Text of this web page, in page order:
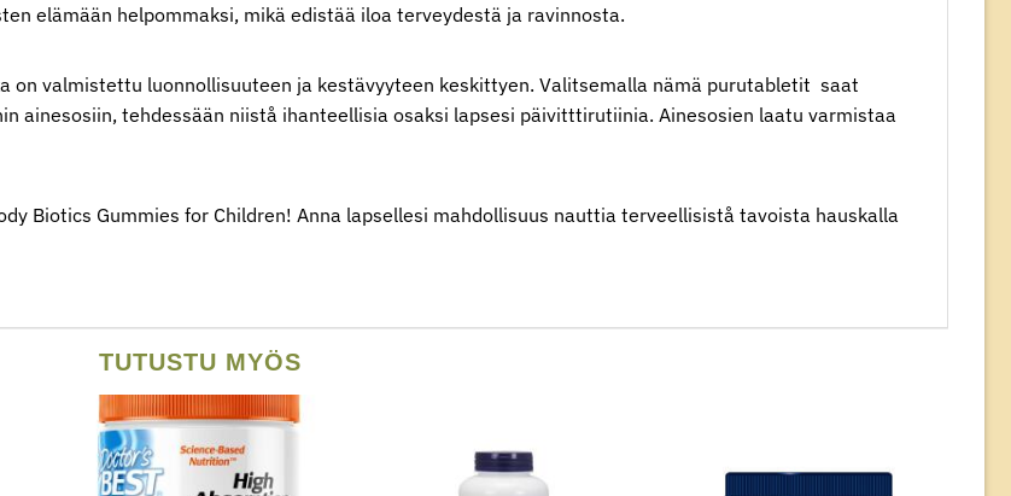
elämään helpommaksi, mikä edistää iloa terveydestä ja ravinnosta.
on valmistettu luonnollisuuteen‌ ja‌ kestävyyteen keskittyen. Valitsemalla nämä purutabletit ⁤ saat
ainesosiin, tehdessään niistå ihanteellisia ​osaksi lapsesi päivitttirutiinia. Ainesosien laatu varmistaa
Biotics Gummies for Children!​ Anna lapsellesi mahdollisuus nauttia terveellisistå tavoista hauskalla
TUTUSTU MYÖS